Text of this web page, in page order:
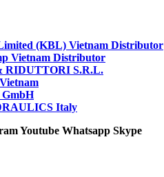
(KBL) Vietnam Distributor
Vietnam Distributor
RIDUTTORI S.R.L.
Italy
Youtube Whatsapp Skype